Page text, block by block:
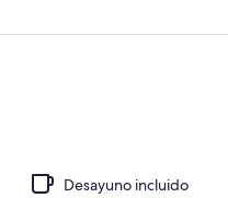
Desayuno incluido